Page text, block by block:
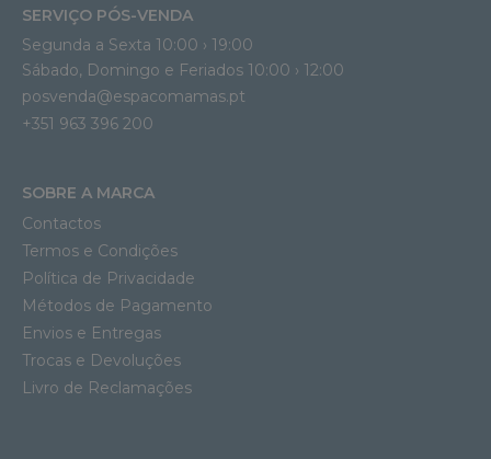
SERVIÇO PÓS-VENDA
Segunda a Sexta 10:00 › 19:00
Sábado, Domingo e Feriados 10:00 › 12:00
posvenda@espacomamas.pt
+351 963 396 200
SOBRE A MARCA
Contactos
Termos e Condições
Política de Privacidade
Métodos de Pagamento
Envios e Entregas
Trocas e Devoluções
Livro de Reclamações